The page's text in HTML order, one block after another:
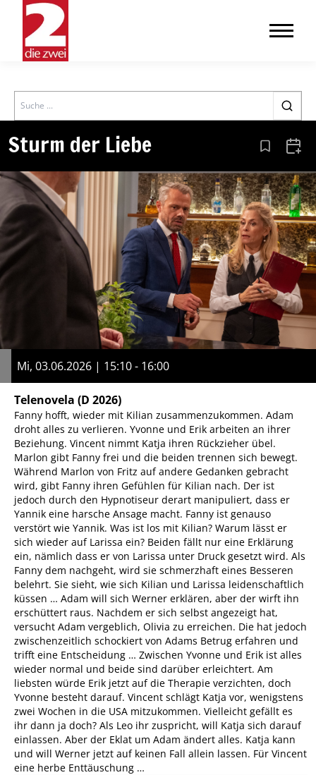
Search
Sturm der Liebe Aus den
Mi, 03.06.2026 | 15:10 - 16:00
Telenovela (D 2026)
Fanny hofft, wieder mit Kilian zusammenzukommen. Adam
droht alles zu verlieren. Yvonne und Erik arbeiten an ihrer
Beziehung. Vincent nimmt Katja ihren Rückzieher übel.
Marlon gibt Fanny frei und die beiden trennen sich bewegt.
Während Marlon von Fritz auf andere Gedanken gebracht
wird, gibt Fanny ihren Gefühlen für Kilian nach. Der ist
jedoch durch den Hypnotiseur derart manipuliert, dass er
Yannik eine harsche Ansage macht. Fanny ist genauso
verstört wie Yannik. Was ist los mit Kilian? Warum lässt er
sich wieder auf Larissa ein? Beiden fällt nur eine Erklärung
ein, nämlich dass er von Larissa unter Druck gesetzt wird. Als
Fanny dem nachgeht, wird sie schmerzhaft eines Besseren
belehrt. Sie sieht, wie sich Kilian und Larissa leidenschaftlich
küssen … Adam will sich Werner erklären, aber der wirft ihn
erschüttert raus. Nachdem er sich selbst angezeigt hat,
versucht Adam vergeblich, Olivia zu erreichen. Die hat jedoch
zwischenzeitlich schockiert von Adams Betrug erfahren und
trifft eine Entscheidung … Zwischen Yvonne und Erik ist alles
wieder normal und beide sind darüber erleichtert. Am
liebsten würde Erik jetzt auf die Therapie verzichten, doch
Yvonne besteht darauf. Vincent schlägt Katja vor, wenigstens
zwei Wochen in die USA mitzukommen. Vielleicht gefällt es
ihr dann ja doch? Als Leo ihr zuspricht, will Katja sich darauf
einlassen. Aber der Eklat um Adam ändert alles. Katja kann
und will Werner jetzt auf keinen Fall allein lassen. Für Vincent
eine herbe Enttäuschung …